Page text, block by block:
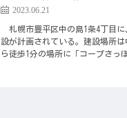
2023.06.21
札幌市豊平区中の島1条4丁目に
設が計画されている。建設場所
ら徒歩1分の場所に「コープさ